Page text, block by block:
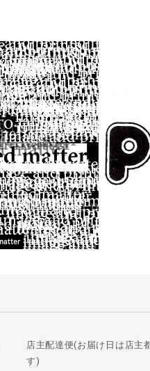
店主配達便(お届け日は店主
す)